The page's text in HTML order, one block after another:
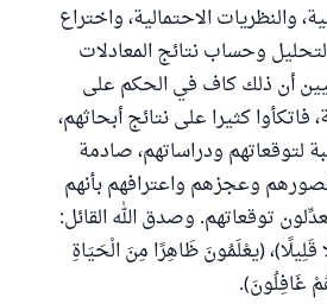
والنظريات الاحتمالية، واختراع
وحساب نتائج المعادلات
أن ذلك كاف في الحكم على
كثيرا على نتائج أبحاثهم،
لتوقعاتهم ودراساتهم، صادمة
وعجزهم واعترافهم بأنهم
توقعاتهم. وصدق الله القائل:
قَلِيلًا)، (يعْلَمُونَ ظَاهِرًا مِنَ الْحَيَاةِ
غَافِلُونَ).